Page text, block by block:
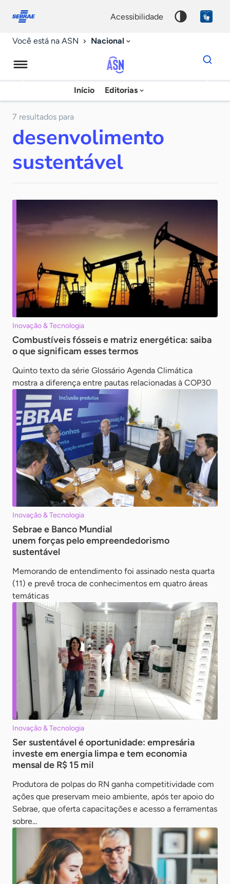
conosco
acessibilidade
Você está na ASN Nacional
Agência
Sebrae
Notícias
Início Editorias
Dados
para
chave
7 resultados para
desenvolimento
sustentável
Inovação & Tecnologia
Combustíveis fósseis e matriz energética: saiba
o que significam esses termos
Quinto texto da série Glossário Agenda Climática
mostra a diferença entre pautas relacionadas à COP30
Inovação & Tecnologia
Sebrae e Banco Mundial
unem forças pelo empreendedorismo
sustentável
Memorando de entendimento foi assinado nesta quarta
(11) e prevê troca de conhecimentos em quatro áreas
temáticas
Inovação & Tecnologia
Ser sustentável é oportunidade: empresária
investe em energia limpa e tem economia
mensal de R$ 15 mil
Produtora de polpas do RN ganha competitividade com
ações que preservam meio ambiente, após ter apoio do
Sebrae, que oferta capacitações e acesso a ferramentas
sobre...